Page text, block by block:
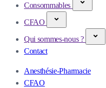
Consommables
CFAO
Qui sommes-nous ?
Contact
Anesthésie-Pharmacie
CFAO